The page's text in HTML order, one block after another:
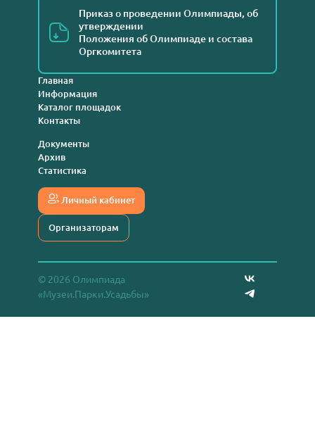
Приказ о проведении Олимпиады, об
утверждении
Положения об Олимпиаде и состава
Оргкомитета
Главная
Информация
Каталог площадок
Контакты
Документы
Архив
Статистика
Личный кабинет
Организаторам
© 2026 Олимпиада
«Музеи.Парки.Усадьбы»